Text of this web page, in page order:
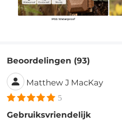
Beoordelingen (93)
Matthew J MacKay
5
Gebruiksvriendelijk